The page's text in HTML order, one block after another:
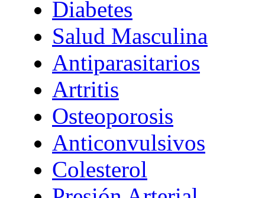
Diabetes
Salud Masculina
Antiparasitarios
Artritis
Osteoporosis
Anticonvulsivos
Colesterol